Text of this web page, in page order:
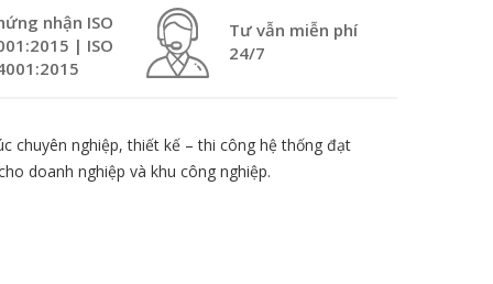
nhận ISO
| ISO
Tư vẫn miễn phí
24/7
chuyên nghiệp, thiết kế – thi công hệ thống đạt
doanh nghiệp và khu công nghiệp.